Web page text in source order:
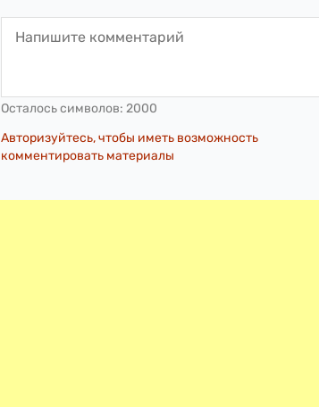
Осталось символов: 2000
Авторизуйтесь, чтобы иметь возможность
комментировать материалы